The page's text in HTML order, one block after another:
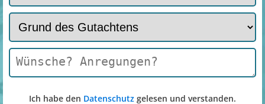
Ich habe den Datenschutz gelesen und verstanden.